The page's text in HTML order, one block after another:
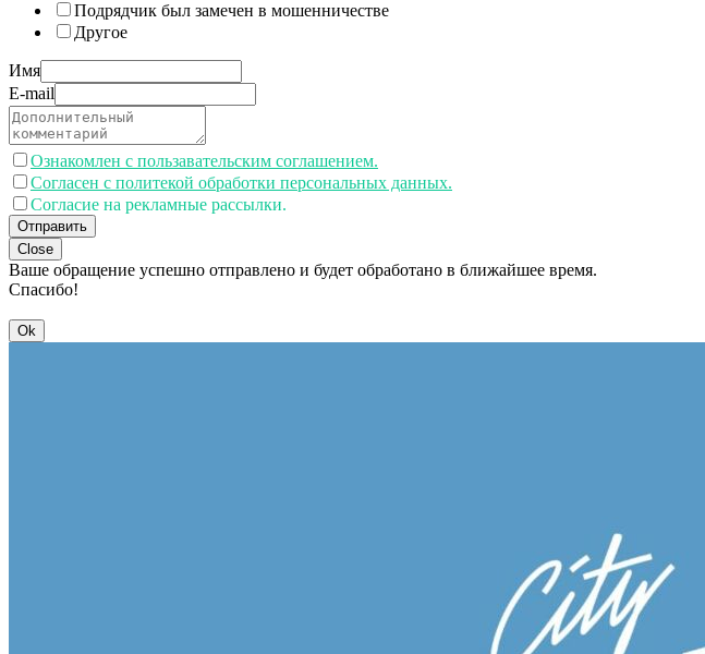
Подрядчик был замечен в мошенничестве
Другое
Имя
E-mail
Ознакомлен с пользавательским соглашением.
Согласен с политекой обработки персональных данных.
Согласие на рекламные рассылки.
Отправить
Close
Ваше обращение успешно отправлено и будет обработано в ближайшее время.
Спасибо!
Ok